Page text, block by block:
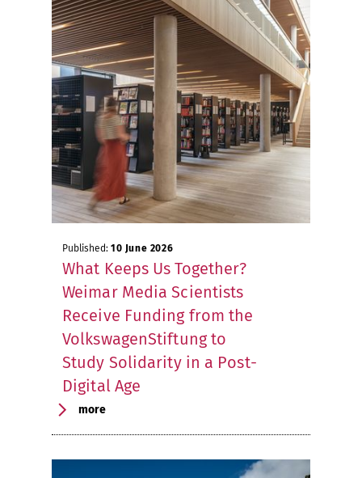
Published: 10 June 2026
What Keeps Us Together?
Weimar Media Scientists
Receive Funding from the
VolkswagenStiftung to
Study Solidarity in a Post-
Digital Age
more